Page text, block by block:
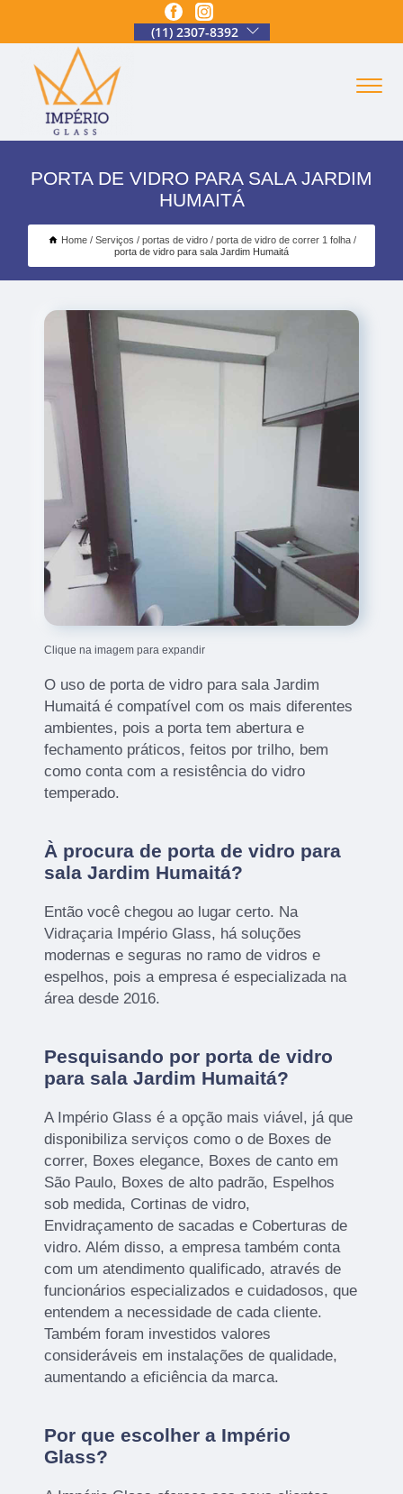
(11) 2307-8392
PORTA DE VIDRO PARA SALA JARDIM
HUMAITÁ
Home Serviços portas de vidro
porta de vidro de correr 1 folha
porta de vidro para sala Jardim Humaitá
Clique na imagem para expandir
O uso de porta de vidro para sala Jardim
Humaitá é compatível com os mais diferentes
ambientes, pois a porta tem abertura e
fechamento práticos, feitos por trilho, bem
como conta com a resistência do vidro
temperado.
À procura de porta de vidro para
sala Jardim Humaitá?
Então você chegou ao lugar certo. Na
Vidraçaria Império Glass, há soluções
modernas e seguras no ramo de vidros e
espelhos, pois a empresa é especializada na
área desde 2016.
Pesquisando por porta de vidro
para sala Jardim Humaitá?
A Império Glass é a opção mais viável, já que
disponibiliza serviços como o de Boxes de
correr, Boxes elegance, Boxes de canto em
São Paulo, Boxes de alto padrão, Espelhos
sob medida, Cortinas de vidro,
Envidraçamento de sacadas e Coberturas de
vidro. Além disso, a empresa também conta
com um atendimento qualificado, através de
funcionários especializados e cuidadosos, que
entendem a necessidade de cada cliente.
Também foram investidos valores
consideráveis em instalações de qualidade,
aumentando a eficiência da marca.
Por que escolher a Império
Glass?